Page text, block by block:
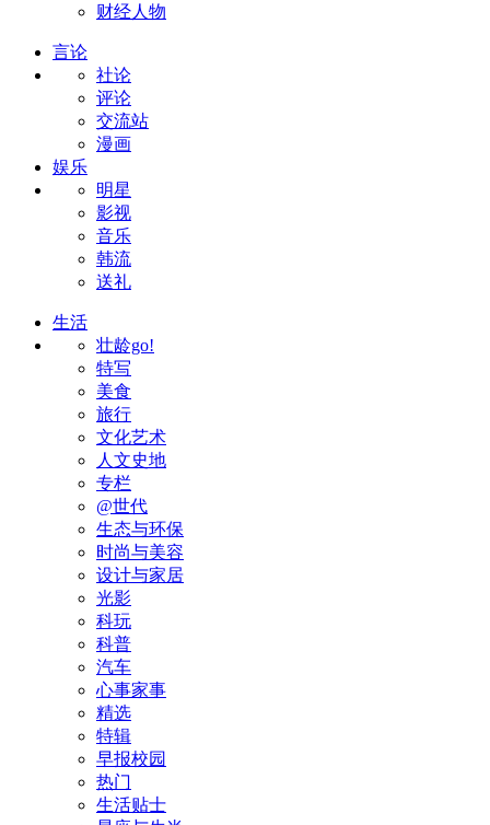
财经人物
言论
社论
评论
交流站
漫画
娱乐
明星
影视
音乐
韩流
送礼
生活
壮龄go!
特写
美食
旅行
文化艺术
人文史地
专栏
@世代
生态与环保
时尚与美容
设计与家居
光影
科玩
科普
汽车
心事家事
精选
特辑
早报校园
热门
生活贴士